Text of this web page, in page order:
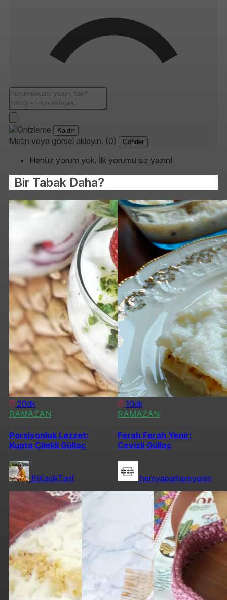
Kaldır
Metin veya görsel ekleyin. (0) Gönder
Henüz yorum yok. İlk yorumu siz yazın!
Bir Tabak Daha?
20dk
RAMAZAN
Porsiyonluk Lezzet:
Kupta Çilekli Güllaç
BiKasikTarif
10dk
RAMAZAN
Ferah Ferah Yenir:
Cevizli Güllaç
hemyaparhemyerim